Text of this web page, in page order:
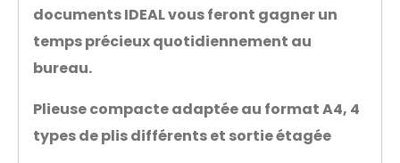
documents IDEAL vous feront gagner un
temps précieux quotidiennement au
bureau.
Plieuse compacte adaptée au format A4, 4
types de plis différents et sortie étagée